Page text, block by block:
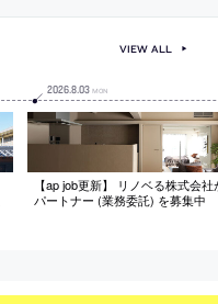
2026.8.03 MON
【ap job更新】 リノベる株式会
パートナー (業務委託) を募集中
VIEW ALL